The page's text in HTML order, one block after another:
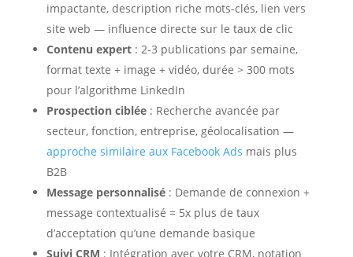
impactante, description riche mots-clés, lien vers
site web — influence directe sur le taux de clic
Contenu expert: 2-3 publications par semaine,
format texte + image + vidéo, durée > 300 mots
pour l’algorithme LinkedIn
Prospection ciblée: Recherche avancée par
secteur, fonction, entreprise, géolocalisation —
approche similaire aux Facebook Ads mais plus
B2B
Message personnalisé: Demande de connexion +
message contextualisé = 5x plus de taux
d’acceptation qu’une demande basique
Suivi CRM : Intégration avec votre CRM, notation